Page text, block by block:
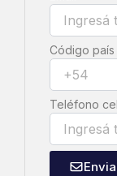
Código país
Teléfono